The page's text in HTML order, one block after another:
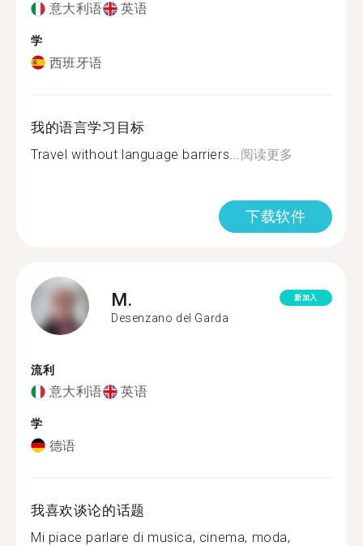
意大利语 英语
学
西班牙语
我的语言学习目标
Travel without language barriers... 阅读更多
下载软件
M.
Desenzano del Garda
新加入
流利
意大利语 英语
学
德语
我喜欢谈论的话题
Mi piace parlare di musica, cinema, moda,